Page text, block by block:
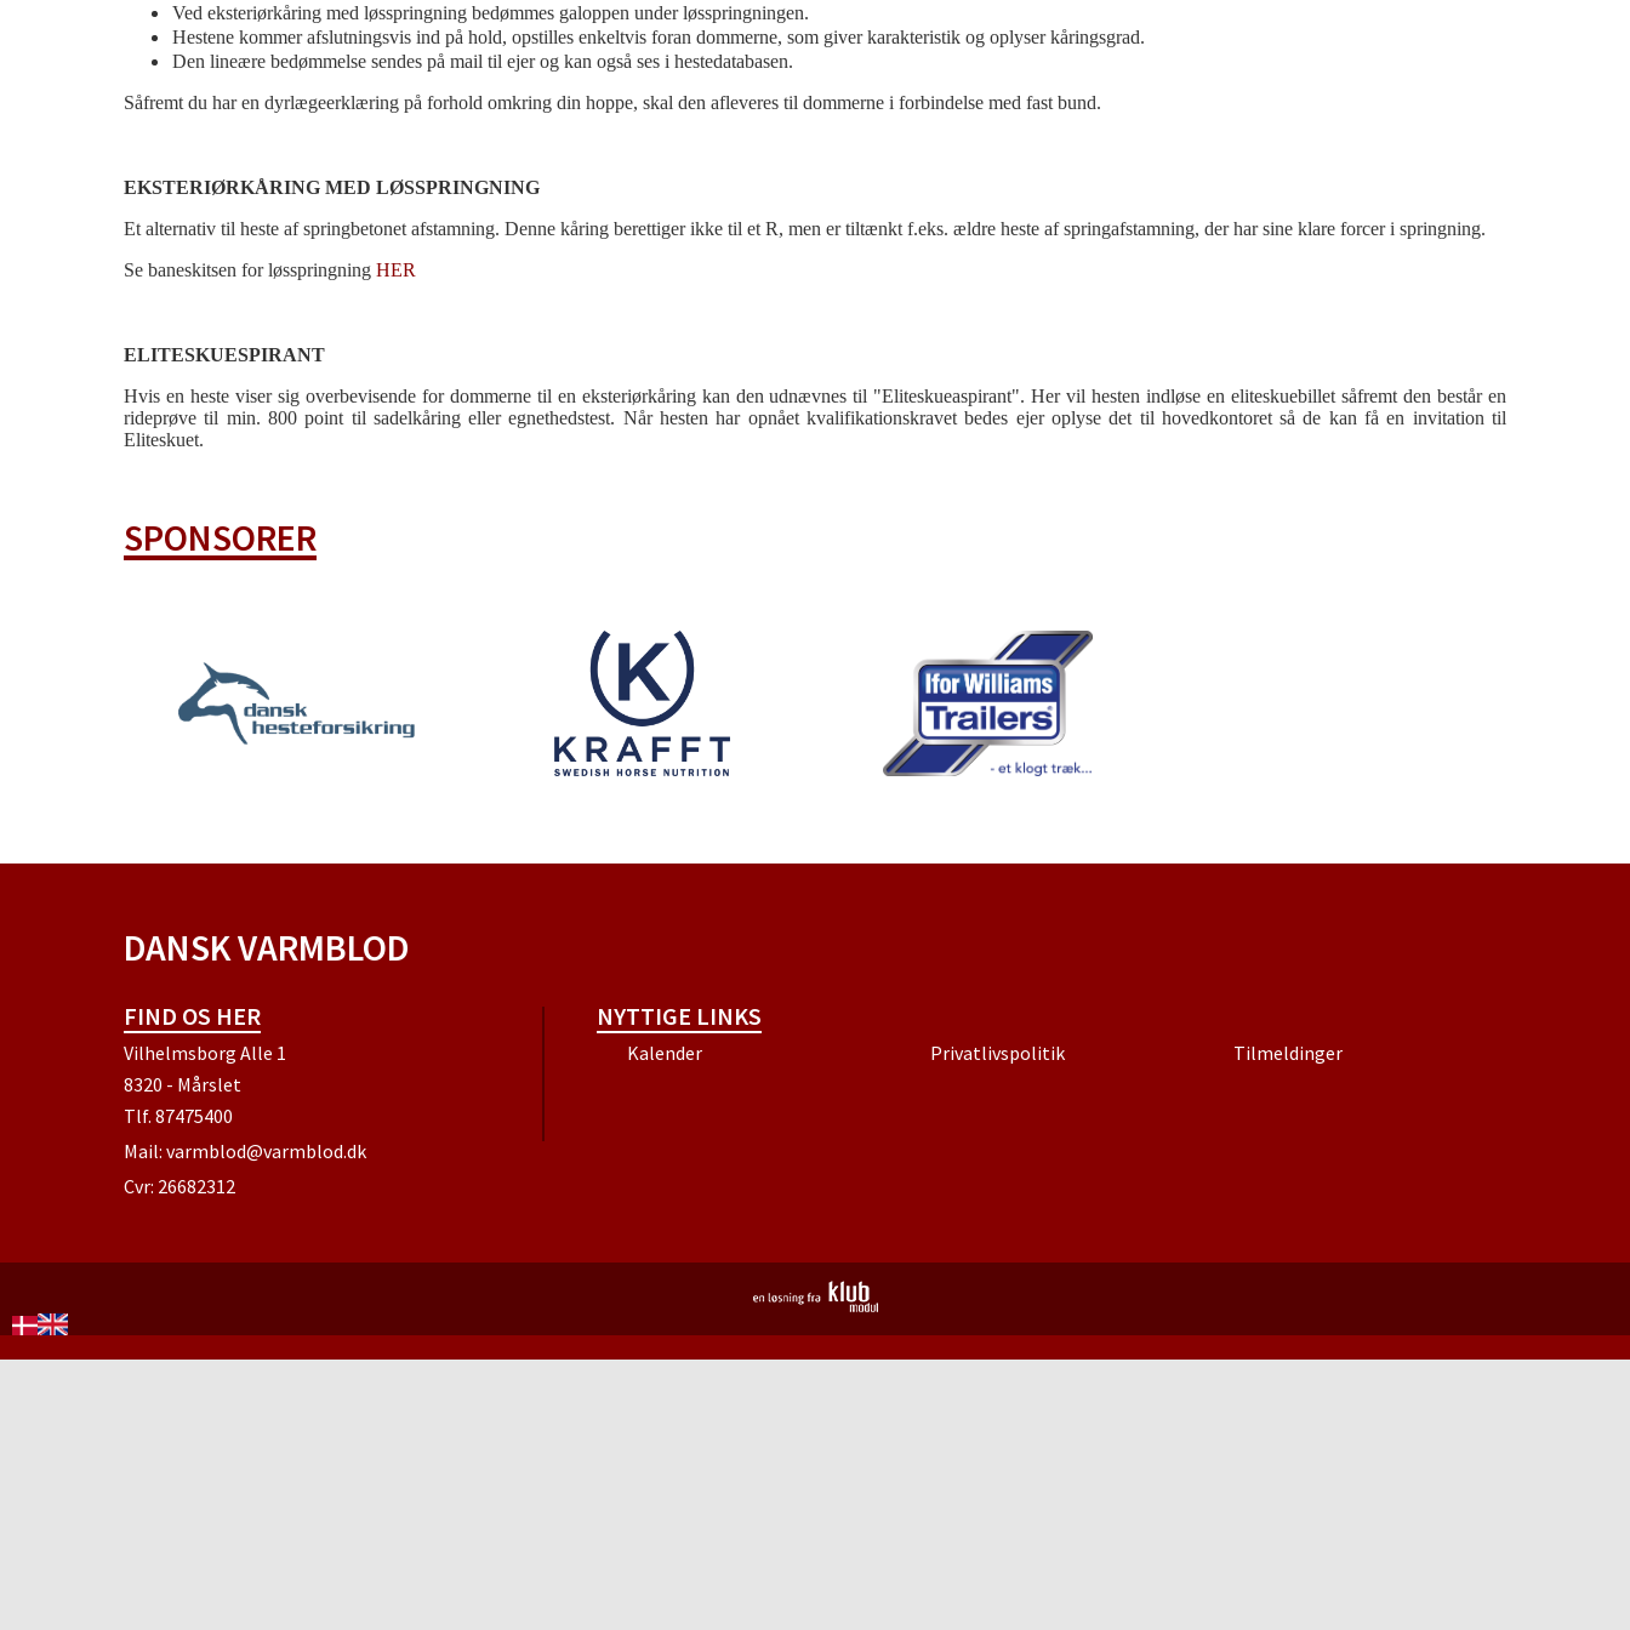
Ved eksteriørkåring med løsspringning bedømmes galoppen under løsspringningen.
Hestene kommer afslutningsvis ind på hold, opstilles enkeltvis foran dommerne, som giver karakteristik og oplyser kåringsgrad.
Den lineære bedømmelse sendes på mail til ejer og kan også ses i hestedatabasen.
Såfremt du har en dyrlægeerklæring på forhold omkring din hoppe, skal den afleveres til dommerne i forbindelse med fast bund.
EKSTERIØRKÅRING MED LØSSPRINGNING
Et alternativ til heste af springbetonet afstamning. Denne kåring berettiger ikke til et R, men er tiltænkt f.eks. ældre heste af springafstamning, der har sine klare forcer i springning.
Se baneskitsen for løsspringning HER
ELITESKUESPIRANT
Hvis en heste viser sig overbevisende for dommerne til en eksteriørkåring kan den udnævnes til "Eliteskueaspirant". Her vil hesten indløse en eliteskuebillet såfremt den består en
rideprøve til min. 800 point til sadelkåring eller egnethedstest. Når hesten har opnået kvalifikationskravet bedes ejer oplyse det til hovedkontoret så de kan få en invitation til
Eliteskuet.
SPONSORER
DANSK VARMBLOD
FIND OS HER
Vilhelmsborg Alle 1
8320 - Mårslet
Tlf. 87475400
Mail: varmblod@varmblod.dk
Cvr: 26682312
NYTTIGE LINKS
Kalender Privatlivspolitik Tilmeldinger